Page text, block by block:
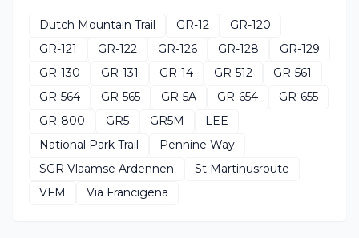
Dutch Mountain Trail GR-12
GR-120
GR-121
GR-122 GR-126 GR-128
GR-129
GR-130
GR-131 GR-14 GR-512
GR-561
GR-564
GR-565 GR-5A GR-654
GR-655
GR-800
GR5 GR5M
LEE
National Park Trail
Pennine Way
SGR Vlaamse Ardennen
St Martinusroute
VFM
Via Francigena